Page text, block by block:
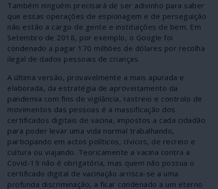
Também ninguém precisará de ser adivinho para saber
que essas operações de espionagem e de perseguição
não estão a cargo de gente e instituições de bem. Em
Setembro de 2018, por exemplo, o Google foi
condenado a pagar 170 milhões de dólares por recolha
ilegal de dados pessoais de crianças.
A última versão, provavelmente a mais apurada e
elaborada, da estratégia de aproveitamento da
pandemia com fins de vigilância, rastreio e controlo de
movimentos das pessoas é a massificação dos
certificados digitais de vacina, impostos a cada cidadão
para poder levar uma vida normal trabalhando,
participando em actos políticos, cívicos, de recreio e
cultura ou viajando. Teoricamente a vacina contra a
Covid-19 não é obrigatória, mas quem não possua o
certificado digital de vacinação arrisca-se a uma
profunda discriminação, a ficar condenado a um eterno